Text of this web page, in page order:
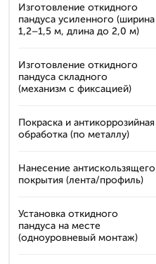
Изготовление откидного
пандуса усиленного (ширина
1,2–1,5 м, длина до 2,0 м)
Изготовление откидного
пандуса складного
(механизм с фиксацией)
Покраска и антикоррозийная
обработка (по металлу)
Нанесение антискользящего
покрытия (лента/профиль)
Установка откидного
пандуса на месте
(одноуровневый монтаж)